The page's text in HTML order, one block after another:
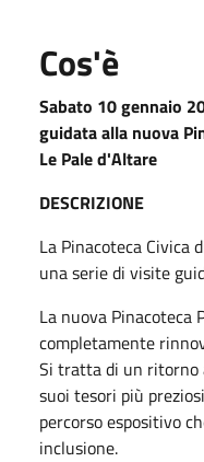
Cos'è
Sabato 10 gennaio
guidata alla nuova
Le Pale d'Altare
DESCRIZIONE
La Pinacoteca Civica
una serie di visite
La nuova
completamente
Si tratta di un ritorno
suoi tesori più
percorso espositivo
inclusione.